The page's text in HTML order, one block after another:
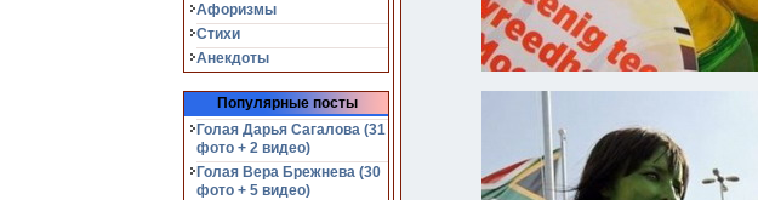
Афоризмы
Стихи
Анекдоты
Популярные посты
Голая Дарья Сагалова (31
фото + 2 видео)
Голая Вера Брежнева (30
фото + 5 видео)